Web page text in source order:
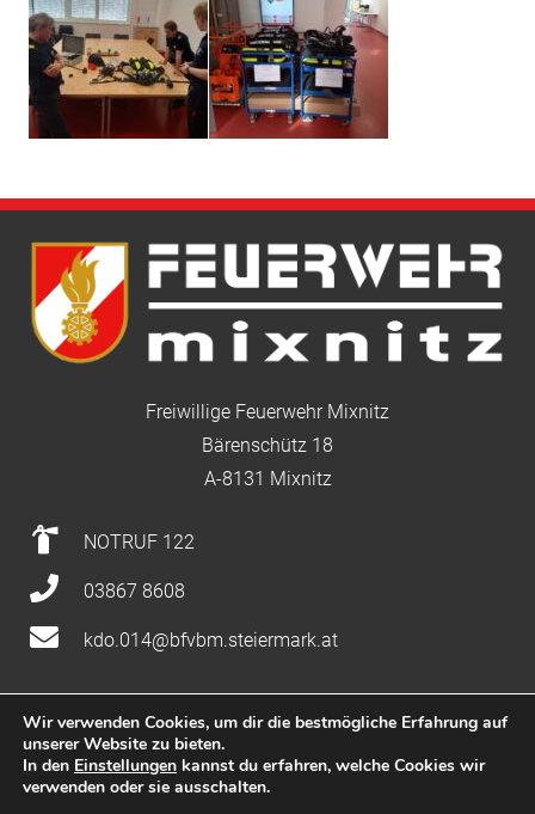
Freiwillige Feuerwehr Mixnitz
Bärenschütz 18
A-8131 Mixnitz
NOTRUF 122
03867 8608
kdo.014@bfvbm.steiermark.at
Impressum|Datenschutz |Nutzung
Wir verwenden Cookies, um dir die bestmögliche Erfahrung auf
unserer Website zu bieten.
In den Einstellungen kannst du erfahren, welche Cookies wir
verwenden oder sie ausschalten.